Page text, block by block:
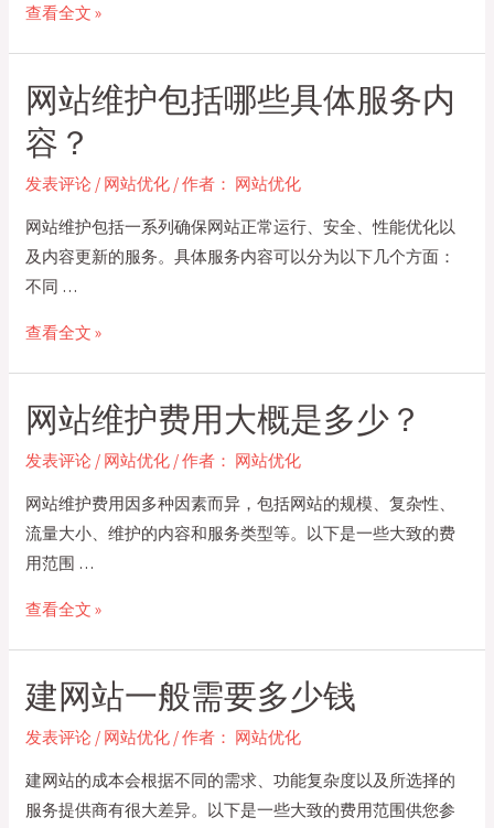
网
站
能？
网
能
优
化
具
体
包
括
些
措
查看全文 »
网站维护包括哪些具体服务内
容？
发表评论 / 网站优化 / 作者： 网站优化
网站维护包括一系列确保网站正常运行、安全、性能优化以
及内容更新的服务。具体服务内容可以分为以下几个方面：
不同 …
网
护
包
哪
些
具
体
内
容？
查看全文 »
网站维护费用大概是多少？
发表评论 / 网站优化 / 作者： 网站优化
网站维护费用因多种因素而异，包括网站的规模、复杂性、
流量大小、维护的内容和服务类型等。以下是一些大致的费
用范围 …
网
护
费
大
概
查看全文 »
建网站一般需要多少钱
发表评论 / 网站优化 / 作者： 网站优化
建网站的成本会根据不同的需求、功能复杂度以及所选择的
服务提供商有很大差异。以下是一些大致的费用范围供您参